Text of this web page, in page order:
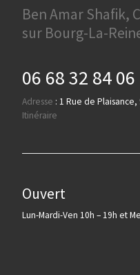
Ben Amar Shafik,
sur Bourg-La-
06 68 32 84 06
Adresse : 1 Rue de
Itinéraire
Ouvert
Lun-Mardi-Ven 10h – 19h et